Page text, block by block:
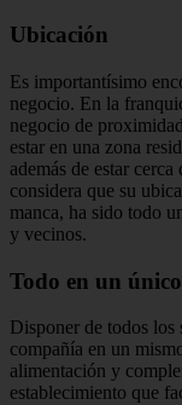
Ubicación
Es importantísimo
negocio. En la
negocio de
estar en una zona
además de estar
considera que su
manca, ha sido todo
y vecinos.
Todo en un
Disponer de todos
compa­ñía en un
alimentación y
establecimiento que